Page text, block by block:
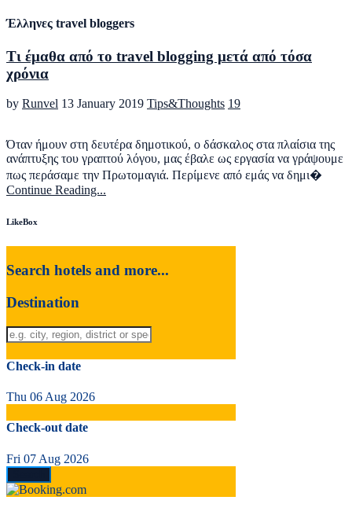
Έλληνες travel bloggers
Τι έμαθα από το travel blogging μετά από τόσα
χρόνια
by Runvel 13 January 2019 Tips&Thoughts 19
Όταν ήμουν στη δευτέρα δημοτικού, ο δάσκαλος στα πλαίσια της
ανάπτυξης του γραπτού λόγου, μας έβαλε ως εργασία να γράψουμε
πως περάσαμε την Πρωτομαγιά. Περίμενε από εμάς να δημι�
Continue Reading...
LikeBox
Search hotels and more...
Destination
Check-in date
Thu 06 Aug 2026
Check-out date
Fri 07 Aug 2026